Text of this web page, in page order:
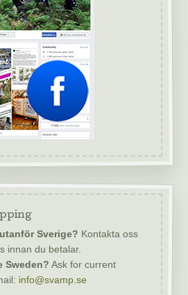
Sverige? Kontakta oss
innan du betalar.
Sweden? Ask for current
info@svamp.se